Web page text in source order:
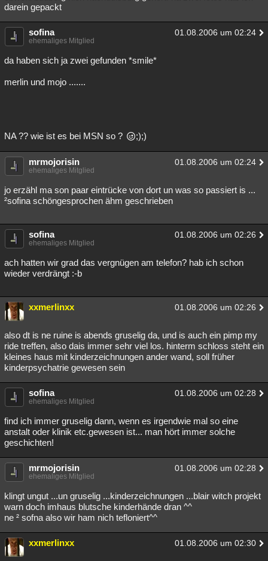
darein gepackt
sofina 01.08.2006 um 02:24
ehemaliges Mitglied
da haben sich ja zwei gefunden *smile*
merlin und mojo .......
NA ?? wie ist es bei MSN so ? ;);)
mrmojorisin 01.08.2006 um 02:24
ehemaliges Mitglied
jo erzähl ma son paar eintrücke von dort un was so passiert is ...
²sofina schöngesprochen ähm geschrieben
sofina 01.08.2006 um 02:26
ehemaliges Mitglied
ach hatten wir grad das vergnügen am telefon? hab ich schon
wieder verdrängt :-b
xxmerlinxx 01.08.2006 um 02:26
also dt is ne ruine is abends gruselig da, und is auch ein pimp my
ride treffen, also dais immer sehr viel los. hinterm schloss steht ein
kleines haus mit kinderzeichnungen ander wand, soll früher
kinderpsychatrie gewesen sein
sofina 01.08.2006 um 02:28
ehemaliges Mitglied
find ich immer gruselig dann, wenn es irgendwie mal so eine
anstalt oder klinik etc.gewesen ist... man hört immer solche
geschichten!
mrmojorisin 01.08.2006 um 02:28
ehemaliges Mitglied
klingt ungut ...un gruselig ...kinderzeichnungen ...blair witch projekt
warn doch imhaus blutsche kinderhände dran ^^
ne ² sofna also wir ham nich tefloniert^^
xxmerlinxx 01.08.2006 um 02:30